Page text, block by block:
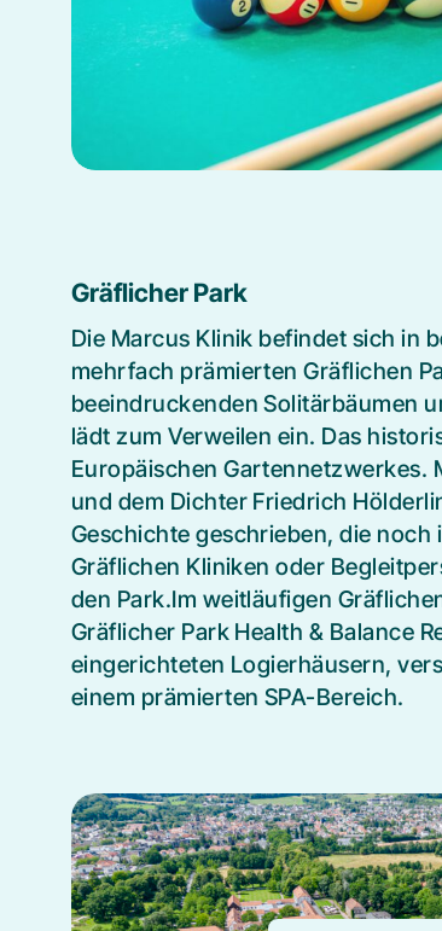
Gräflicher Park
Die Marcus Klinik befindet sich in
mehrfach prämierten Gräflichen
beeindruckenden Solitärbäumen
lädt zum Verweilen ein. Das
Europäischen Gartennetzwerkes.
und dem Dichter Friedrich
Geschichte geschrieben, die
Gräflichen Kliniken oder
den Park.Im weitläufigen
Gräflicher Park Health & Balance
eingerichteten Logierhäusern,
einem prämierten SPA-Bereich.